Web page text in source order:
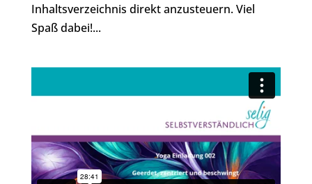
Inhaltsverzeichnis direkt anzusteuern. Viel
Spaß dabei!...